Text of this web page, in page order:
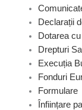
Declarații
Dotarea
Drepturi
Execuția
Fonduri
Formulare
Înființare